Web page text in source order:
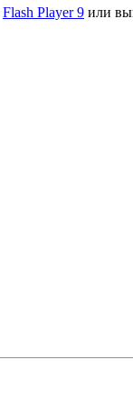
Flash Player 9 или